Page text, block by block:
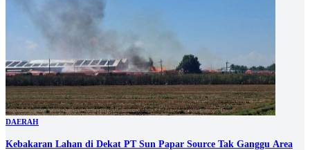
DAERAH
Kebakaran Lahan di Dekat PT Sun Papar Source Tak Ganggu Area